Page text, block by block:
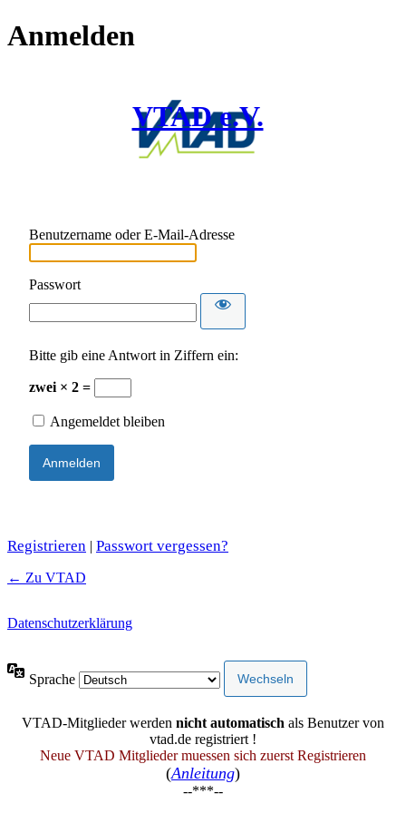
Anmelden
VTAD e.V.
Benutzername oder E-Mail-Adresse
Passwort
Bitte gib eine Antwort in Ziffern ein:
zwei × 2 =
Angemeldet bleiben
Registrieren | Passwort vergessen?
← Zu VTAD
Datenschutzerklärung
Sprache
VTAD-Mitglieder werden nicht automatisch als Benutzer von
vtad.de registriert !
Neue VTAD Mitglieder muessen sich zuerst Registrieren
(Anleitung)
--***--